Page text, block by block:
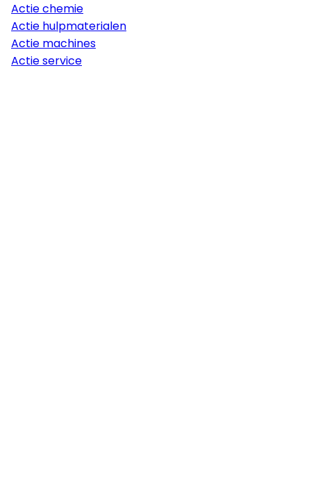
Actie chemie
Actie hulpmaterialen
Actie machines
Actie service